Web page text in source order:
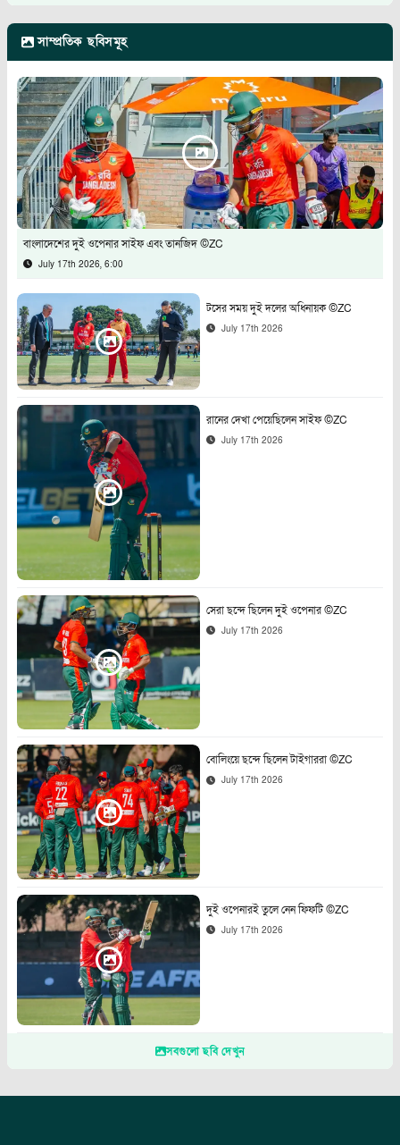
সাম্প্রতিক ছবিসমূহ
বাংলাদেশের দুই ওপেনার সাইফ এবং তানজিদ ©ZC
July 17th 2026, 6:00
টসের সময় দুই দলের অধিনায়ক ©ZC
July 17th 2026
রানের দেখা পেয়েছিলেন সাইফ ©ZC
July 17th 2026
সেরা ছন্দে ছিলেন দুই ওপেনার ©ZC
July 17th 2026
বোলিংয়ে ছন্দে ছিলেন টাইগাররা ©ZC
July 17th 2026
দুই ওপেনারই তুলে নেন ফিফটি ©ZC
July 17th 2026
সবগুলো ছবি দেখুন